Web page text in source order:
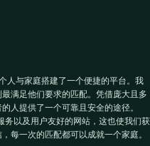
人与家庭搭建了一个便捷的平台。我
满足他们要求的匹配。凭借庞大且多
人提供了一个可靠且安全的途径。
以及用户友好的网站，这也使我们获
每一次的匹配都可以成就一个家庭。